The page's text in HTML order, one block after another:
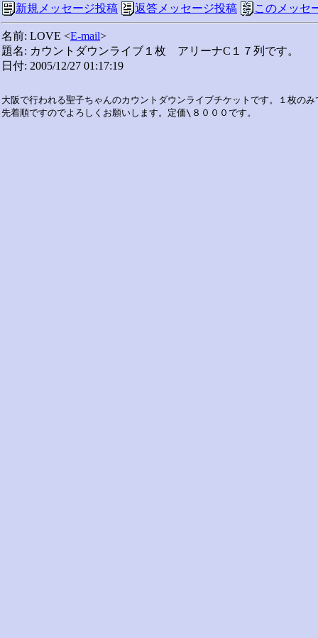
新規メッセージ投稿 返答メッセージ投稿 このメッセ
名前: LOVE <E-mail>
題名: カウントダウンライブ１枚 アリーナC１７列です。
日付: 2005/12/27 01:17:19
大阪で行われる聖子ちゃんのカウントダウンライブチケットです。１枚のみ